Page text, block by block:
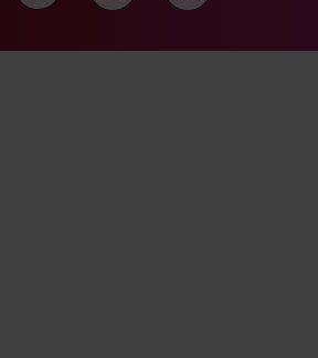
Följ oss på
Följ oss
Följ